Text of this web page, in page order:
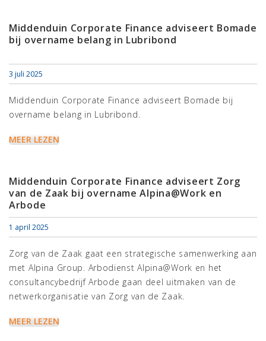
Middenduin Corporate Finance adviseert Bomade
bij overname belang in Lubribond
3 juli 2025
Middenduin Corporate Finance adviseert Bomade bij
overname belang in Lubribond.
MEER LEZEN
Middenduin Corporate Finance adviseert Zorg
van de Zaak bij overname Alpina@Work en
Arbode
1 april 2025
Zorg van de Zaak gaat een strategische samenwerking aan
met Alpina Group. Arbodienst Alpina@Work en het
consultancybedrijf Arbode gaan deel uitmaken van de
netwerkorganisatie van Zorg van de Zaak.
MEER LEZEN